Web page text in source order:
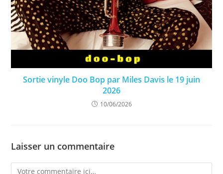
Sortie vinyle Doo Bop par Miles Davis le 19 juin
2026
10/06/2026
Laisser un commentaire
Comment